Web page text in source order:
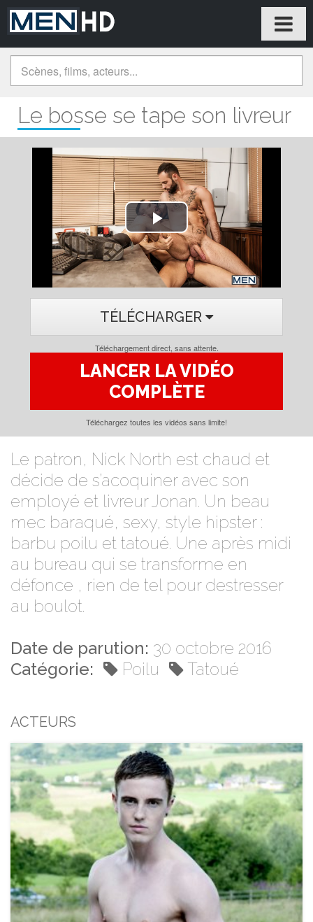
Le bosse se tape son livreur
Play
Video
TÉLÉCHARGER
Téléchargement direct, sans attente.
LANCER LA VIDÉO
COMPLÈTE
Téléchargez toutes les vidéos sans limite!
Le patron, Nick North est chaud et
décide de s’acoquiner avec son
employé et livreur Jonan. Un beau
mec baraqué, sexy, style hipster :
barbu poilu et tatoué. Une après midi
au bureau qui se transforme en
défonce , rien de tel pour destresser
au boulot.
Date de parution: 30 octobre 2016
Catégorie:
Poilu Tatoué
ACTEURS